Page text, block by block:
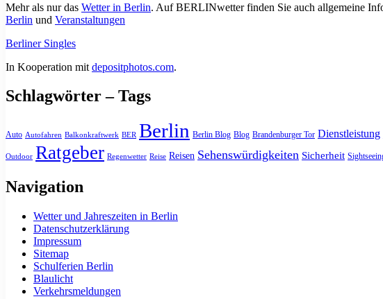
Mehr als nur das Wetter in Berlin. Auf BERLINwetter finden Sie auch allgemeine
Berlin und Veranstaltungen
Berliner Singles
In Kooperation mit depositphotos.com.
Schlagwörter – Tags
Auto Autofahren Balkonkraftwerk BER Berlin Berlin Blog Blog Brandenburger Tor Dienstleistung
Outdoor Ratgeber Regenwetter Reise Reisen Sehenswürdigkeiten Sicherheit
Navigation
Wetter und Jahreszeiten in Berlin
Datenschutzerklärung
Impressum
Sitemap
Schulferien Berlin
Blaulicht
Verkehrsmeldungen